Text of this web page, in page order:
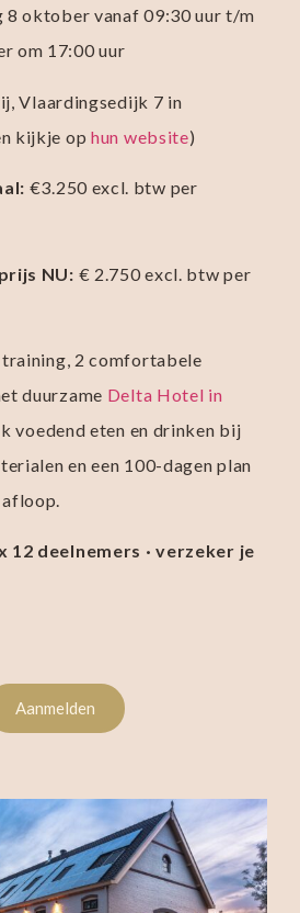
8 oktober vanaf 09:30 uur t/m
om 17:00 uur
Vlaardingsedijk 7 in
kijkje op hun website)
€3.250 excl. btw per
NU: € 2.750 excl. btw per
2 comfortabele
duurzame Delta Hotel in
voedend eten en drinken bij
en een 100-dagen plan
12 deelnemers · verzeker je
Aanmelden